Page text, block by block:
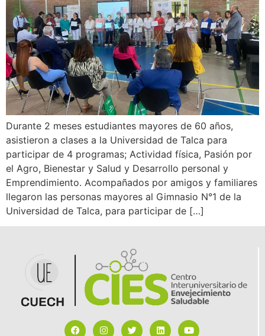
Durante 2 meses estudiantes mayores de 60 años,
asistieron a clases a la Universidad de Talca para
participar de 4 programas; Actividad física, Pasión por
el Agro, Bienestar y Salud y Desarrollo personal y
Emprendimiento. Acompañados por amigos y familiares
llegaron las personas mayores al Gimnasio N°1 de la
Universidad de Talca, para participar de […]